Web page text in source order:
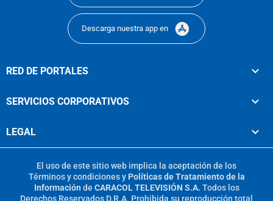
Descarga nuestra app en
RED DE PORTALES
SERVICIOS CORPORATIVOS
LEGAL
El uso de este sitio web implica la aceptación de los
Términos y condicionesy Políticas de Tratamiento de la
Información de CARACOL TELEVISIÓN S.A. Todos los
Derechos Reservados D.R.A. Prohibida su reproducción total